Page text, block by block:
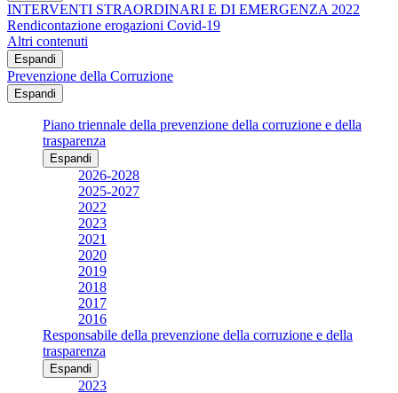
INTERVENTI STRAORDINARI E DI EMERGENZA 2022
Rendicontazione erogazioni Covid-19
Altri contenuti
Espandi
Prevenzione della Corruzione
Espandi
Piano triennale della prevenzione della corruzione e della
trasparenza
Espandi
2026-2028
2025-2027
2022
2023
2021
2020
2019
2018
2017
2016
Responsabile della prevenzione della corruzione e della
trasparenza
Espandi
2023